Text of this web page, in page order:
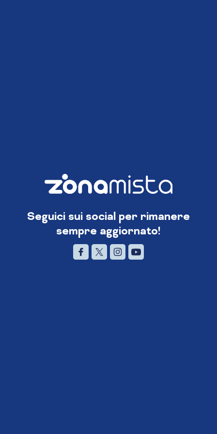
Seguici sui social per rimanere
sempre aggiornato!